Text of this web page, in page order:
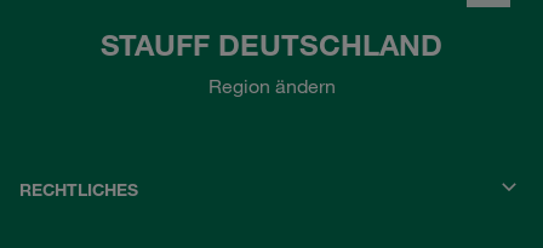
STAUFF DEUTSCHLAND
Region ändern
RECHTLICHES